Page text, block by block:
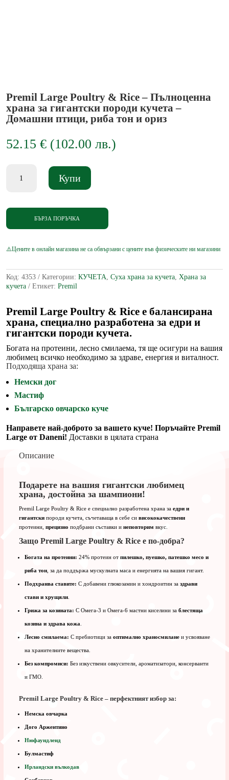
Premil Large Poultry & Rice – Пълноценна
храна за гигантски породи кучета –
Домашни птици, риба тон и ориз
52.15 € (102.00 лв.)
храна
гигантски
породи
кучета
птици,
риба
тон
ориз
Купи
БЪРЗА ПОРЪЧКА
Код: 4353 Категории: КУЧЕТА Суха храна за кучета, Храна за
кучета
Етикет: Premil
Premil Large Poultry & Rice е балансирана
храна, специално разработена за едри и
гигантски породи кучета.
Богата на протеини, лесно смилаема, тя ще осигури на вашия
любимец всичко необходимо за здраве, енергия и виталност.
Подходяща храна за:
Немски дог
Мастиф
Българско овчарско куче
Направете най-доброто за вашето куче! Поръчайте Premil
Large от Daneni! Доставки в цялата страна
Описание
Подарете на вашия гигантски любимец
храна, достойна за шампиони!
Premil Large Poultry & Rice е специално разработена храна за едри и
гигантскипороди кучета, съчетаваща в себе си висококачествени
протеини, прецизно подбрани съставки и неповторим вкус.
Защо Premil Large Poultry & Rice е по-добра?
Богата на протеини: 24% протеин от пилешко, пуешко, патешко месо и
риба тон, за да поддържа мускулната маса и енергията на вашия гигант.
Подхранва ставите: С добавени глюкозамин и хондроитин за здрави
стави и хрущяли.
Грижа за козината: С Омега-3 и Омега-6 мастни киселини за блестяща
козина и здрава кожа
Лесно смилаема: С пребиотици за оптимално храносмиланеи усвояване
на хранителните вещества.
Без компромиси: Без изкуствени овкусители, ароматизатори, консерванти
и ГМО.
Premil Large Poultry & Rice – перфектният избор за:
Немска овчарка
Дого Аржентино
Нюфаундленд
Булмастиф
Ирландски вълкодав